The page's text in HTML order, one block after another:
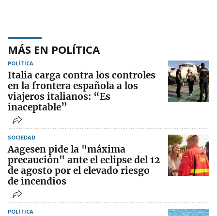
MÁS EN POLÍTICA
POLÍTICA
Italia carga contra los controles
en la frontera española a los
viajeros italianos: “Es
inaceptable”
SOCIEDAD
Aagesen pide la "máxima
precaución" ante el eclipse del 12
de agosto por el elevado riesgo
de incendios
POLÍTICA